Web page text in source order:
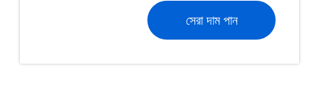
সেরা দাম পান